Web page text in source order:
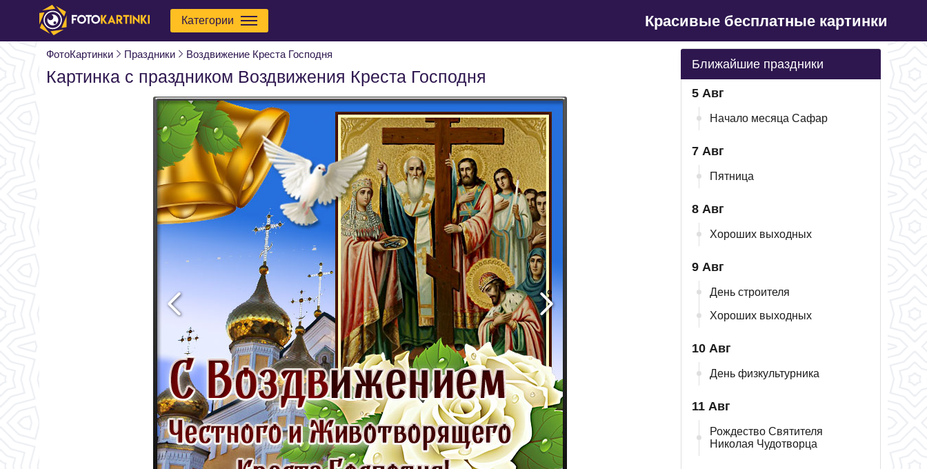
Категории Красивые бесплатные картинки
ФотоКартинки Праздники Воздвижение Креста Господня
Картинка с праздником Воздвижения Креста Господня
Ближайшие праздники
5 Авг
Начало месяца Сафар
7 Авг
Пятница
8 Авг
Хороших выходных
9 Авг
День строителя
Хороших выходных
10 Авг
День физкультурника
11 Авг
Рождество Святителя
Николая Чудотворца